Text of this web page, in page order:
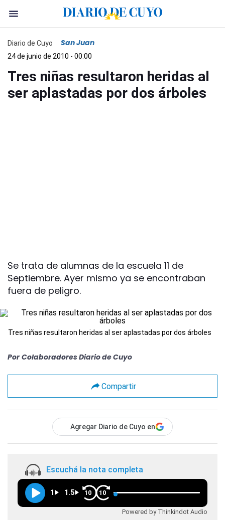
Diario de Cuyo San Juan
24 de junio de 2010 - 00:00
Tres niñas resultaron heridas al
ser aplastadas por dos árboles
Se trata de alumnas de la escuela 11 de
Septiembre. Ayer mismo ya se encontraban
fuera de peligro.
Tres niñas resultaron heridas al ser aplastadas por dos árboles
Por Colaboradores Diario de Cuyo
Compartir
Agregar Diario de Cuyo en
Escuchá la nota completa
1 1.5 10 10
Powered by Thinkindot Audio